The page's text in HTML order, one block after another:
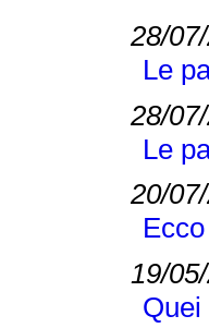
28/
Le
28/
Le
20/
19/